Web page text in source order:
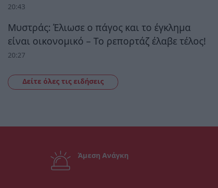
20:43
Μυστράς: Έλιωσε ο πάγος και το έγκλημα
είναι οικονομικό – Το ρεπορτάζ έλαβε τέλος!
20:27
Δείτε όλες τις ειδήσεις
Άμεση Ανάγκη